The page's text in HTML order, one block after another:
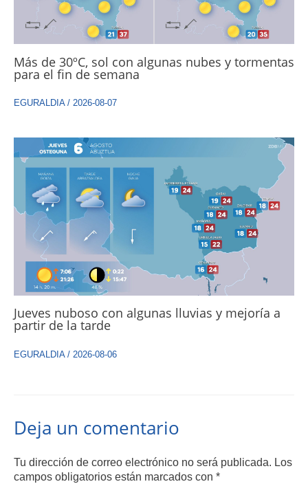
Más de 30ºC, sol con algunas nubes y tormentas
para el fin de semana
EGURALDIA/ 2026-08-07
Jueves nuboso con algunas lluvias y mejoría a
partir de la tarde
EGURALDIA/ 2026-08-06
Deja un comentario
Tu dirección de correo electrónico no será publicada. Los
campos obligatorios están marcados con *